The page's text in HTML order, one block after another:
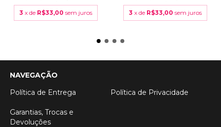
3 x de R$33,00 sem juros 3 x de R$33,00 sem juros
NAVEGAÇÃO
Política de Entrega
Política de Privacidade
Garantias, Trocas e
Devoluções